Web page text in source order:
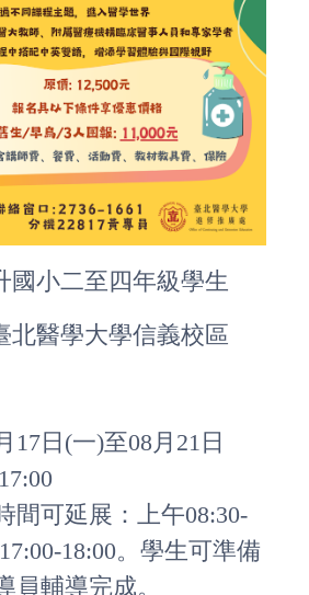
國小二至四年級學生
北醫學大學信義校區
17日(一)至08月21日
間可延展：上午08:30-
18:00。學生可準備
員輔導完成。